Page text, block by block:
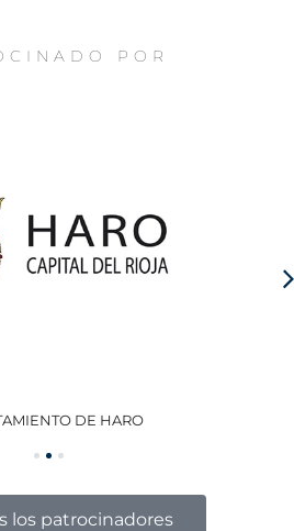
POR
DE HARO
los patrocinadores